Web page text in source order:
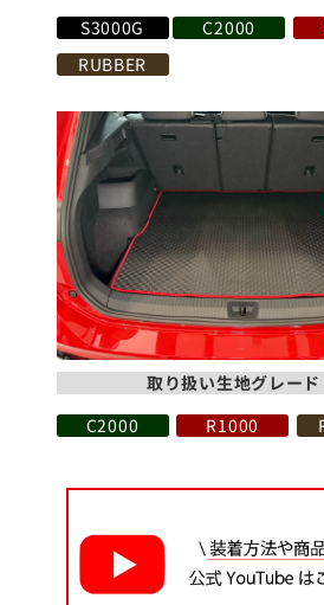
S3000G
C2000
RUBBER
取り扱い生地グレード
C2000
R1000